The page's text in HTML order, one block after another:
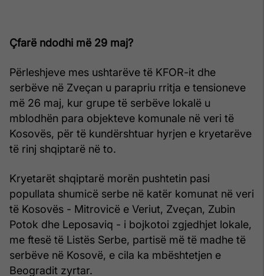
Çfarë ndodhi më 29 maj?
Përleshjeve mes ushtarëve të KFOR-it dhe
serbëve në Zveçan u parapriu rritja e tensioneve
më 26 maj, kur grupe të serbëve lokalë u
mblodhën para objekteve komunale në veri të
Kosovës, për të kundërshtuar hyrjen e kryetarëve
të rinj shqiptarë në to.
Kryetarët shqiptarë morën pushtetin pasi
popullata shumicë serbe në katër komunat në veri
të Kosovës - Mitrovicë e Veriut, Zveçan, Zubin
Potok dhe Leposaviq - i bojkotoi zgjedhjet lokale,
me ftesë të Listës Serbe, partisë më të madhe të
serbëve në Kosovë, e cila ka mbështetjen e
Beogradit zyrtar.